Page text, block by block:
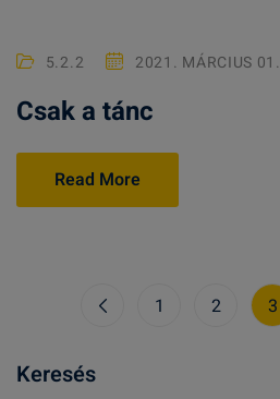
5.2.2 2021. MÁRCIUS 01.
Csak a tánc
Read More
1 2 3
Keresés